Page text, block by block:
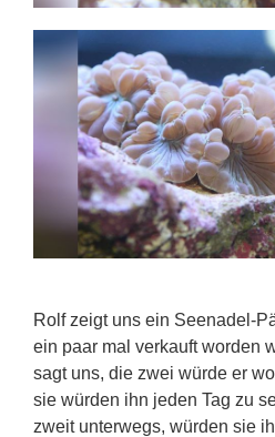
Rolf zeigt uns ein Seenadel-
ein paar mal verkauft worden
sagt uns, die zwei würde er
sie würden ihn jeden Tag zu
zweit unterwegs, würden sie